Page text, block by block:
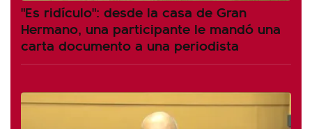
"Es ridículo": desde la casa de Gran
Hermano, una participante le mandó una
carta documento a una periodista